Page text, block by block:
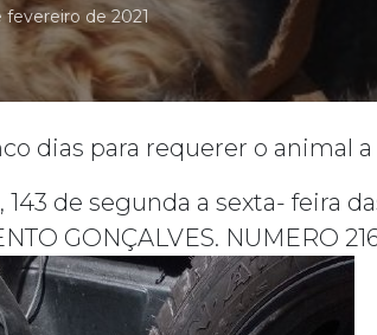
fevereiro de 2021
dias para requerer o animal
de segunda a sexta- feira
GONÇALVES. NUMERO